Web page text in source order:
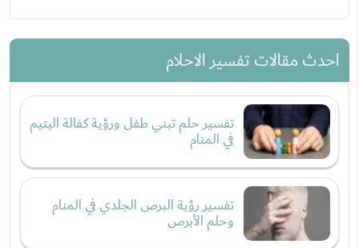
احدث مقالات تفسير الاحلام
تفسير حلم تبني طفل ورؤية كفالة اليتيم
في المنام
تفسير رؤية البرص الجلدي في المنام
وحلم الأبرص